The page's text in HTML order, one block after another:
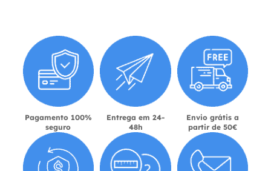
Pagamento 100%
seguro
Entrega em 24-
48h
Envio grátis a
partir de 50€